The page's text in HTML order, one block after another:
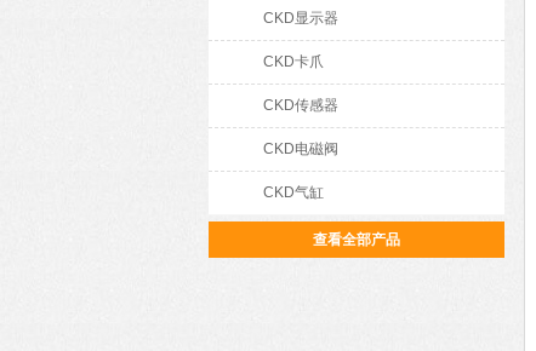
CKD显示器
CKD卡爪
CKD传感器
CKD电磁阀
CKD气缸
查看全部产品